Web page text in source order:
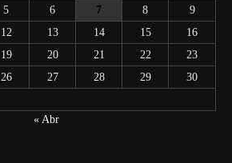
5 6 7 8
9
12 13 14 15
16
19 20 21 22
23
26 27 28 29
30
« Abr